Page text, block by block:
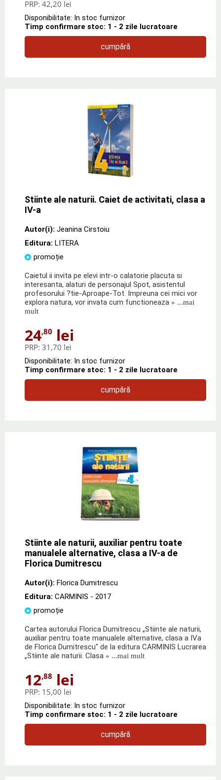
PRP: 42,20 lei
Disponibilitate: In stoc furnizor
Timp confirmare stoc: 1 - 2 zile lucratoare
cumpără
Stiinte ale naturii. Caiet de activitati, clasa a
IV-a
Autor(i): Jeanina Cirstoiu
Editura: LITERA
promoție
Caietul ii invita pe elevi intr-o calatorie placuta si
interesanta, alaturi de personajul Spot, asistentul
profesorului ?tie-Aproape-Tot. Impreuna cei mici vor
explora natura, vor invata cum functioneaza » ...mai
mult
24,80 lei
PRP: 31,70 lei
Disponibilitate: In stoc furnizor
Timp confirmare stoc: 1 - 2 zile lucratoare
cumpără
Stiinte ale naturii, auxiliar pentru toate
manualele alternative, clasa a IV-a de
Florica Dumitrescu
Autor(i): Florica Dumitrescu
Editura: CARMINIS - 2017
promoție
Cartea autorului Florica Dumitrescu „Stiinte ale naturii,
auxiliar pentru toate manualele alternative, clasa a IVa
de Florica Dumitrescu" de la editura CARMINIS Lucrarea
„Stiinte ale naturii. Clasa » ...mai mult
12,88 lei
PRP: 15,00 lei
Disponibilitate: In stoc furnizor
Timp confirmare stoc: 1 - 2 zile lucratoare
cumpără